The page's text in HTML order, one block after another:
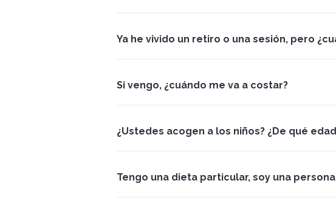
Ya he vivido un retiro o una sesión, pero
Si vengo, ¿cuándo me va a costar?
¿Ustedes acogen a los niños? ¿De qué
Tengo una dieta particular, soy una